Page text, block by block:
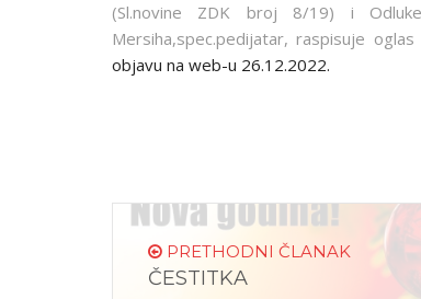
(Sl.novine ZDK broj 8/19) i
Mersiha,spec.pedijatar, raspisuje
objavu na web-u 26.12.2022.
PRETHODNI ČLANAK
ČESTITKA